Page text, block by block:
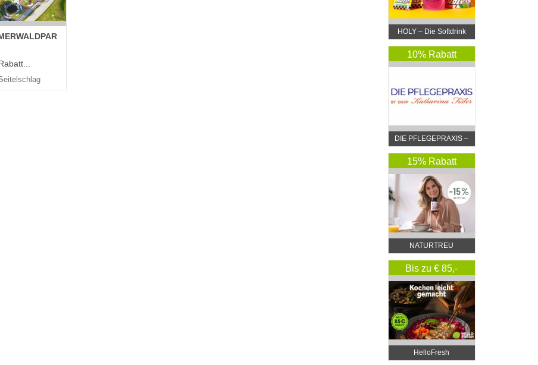
HOLY – Die Softdrink
Revolution
10% Rabatt
DIE PFLEGEPRAXIS –
by DGKP Katharina
Fister
15% Rabatt
NATURTREU
Bis zu € 85,-
Rabatt
HelloFresh